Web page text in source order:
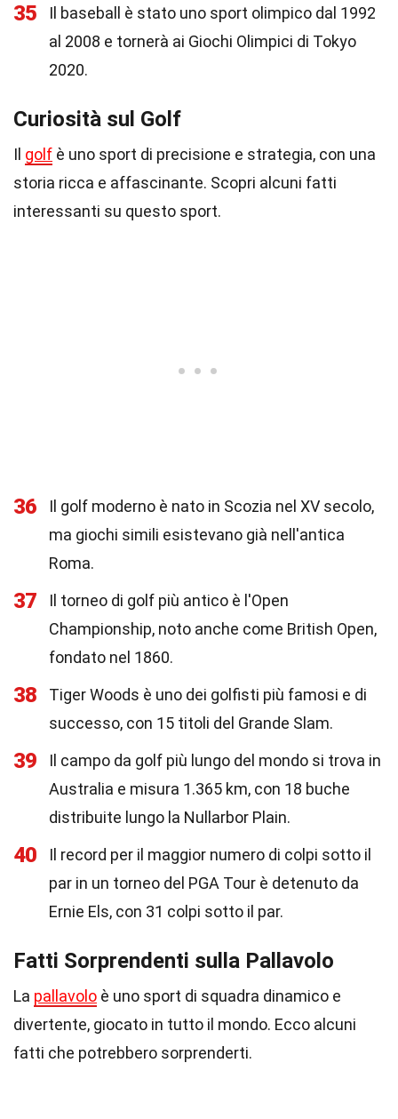
35
Il baseball è stato uno sport olimpico dal 1992
al 2008 e tornerà ai Giochi Olimpici di Tokyo
2020.
Curiosità sul Golf
Il golf è uno sport di precisione e strategia, con una
storia ricca e affascinante. Scopri alcuni fatti
interessanti su questo sport.
36
Il golf moderno è nato in Scozia nel XV secolo,
ma giochi simili esistevano già nell'antica
Roma.
37
Il torneo di golf più antico è l'Open
Championship, noto anche come British Open,
fondato nel 1860.
38
Tiger Woods è uno dei golfisti più famosi e di
successo, con 15 titoli del Grande Slam.
39
Il campo da golf più lungo del mondo si trova in
Australia e misura 1.365 km, con 18 buche
distribuite lungo la Nullarbor Plain.
40
Il record per il maggior numero di colpi sotto il
par in un torneo del PGA Tour è detenuto da
Ernie Els, con 31 colpi sotto il par.
Fatti Sorprendenti sulla Pallavolo
La pallavolo è uno sport di squadra dinamico e
divertente, giocato in tutto il mondo. Ecco alcuni
fatti che potrebbero sorprenderti.